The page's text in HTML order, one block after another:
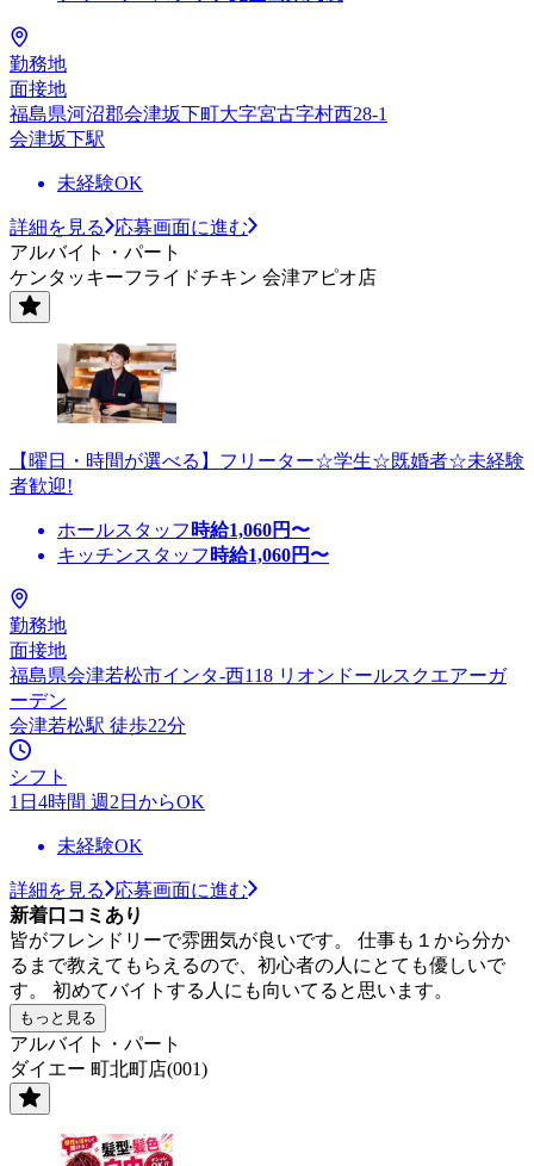
勤務地
面接地
福島県河沼郡会津坂下町大字宮古字村西28-1
会津坂下駅
未経験OK
詳細を見る
応募画面に進む
アルバイト・パート
ケンタッキーフライドチキン 会津アピオ店
【曜日・時間が選べる】フリーター☆学生☆既婚者☆未経験
者歓迎!
ホールスタッフ 時給1,060円〜
キッチンスタッフ 時給1,060円〜
勤務地
面接地
福島県会津若松市インタ-西118 リオンドールスクエアーガ
ーデン
会津若松駅 徒歩22分
シフト
1日4時間 週2日からOK
未経験OK
詳細を見る
応募画面に進む
新着口コミあり
皆がフレンドリーで雰囲気が良いです。 仕事も１から分か
るまで教えてもらえるので、初心者の人にとても優しいで
す。 初めてバイトする人にも向いてると思います。
もっと見る
アルバイト・パート
ダイエー 町北町店(001)